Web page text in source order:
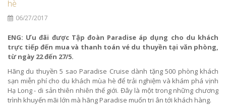
hè
06/27/2017
ENG: Ưu đãi được Tập đoàn Paradise áp dụng cho du khách
trực tiếp đến mua và thanh toán vé du thuyền tại văn phòng,
từ ngày 22 đến 27/5.
Hãng du thuyền 5 sao Paradise Cruise dành tặng 500 phòng khách
sạn miễn phí cho du khách mùa hè để trải nghiệm và khám phá vịnh
Hạ Long - di sản thiên nhiên thế giới. Đây là một trong những chương
trình khuyến mãi lớn mà hãng Paradise muốn tri ân tới khách hàng.